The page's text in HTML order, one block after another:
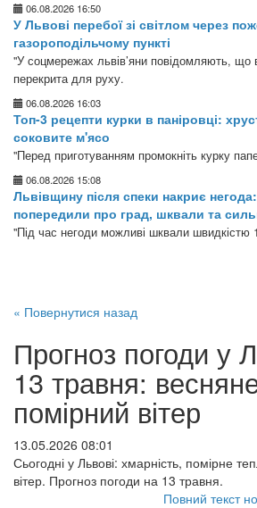
06.08.2026 16:50
У Львові перебої зі світлом через
газороподільчому пункті
"У соцмережах львів’яни повідомляють, що
перекрита для руху.
06.08.2026 16:03
Топ-3 рецепти курки в паніровці:
соковите м'ясо
"Перед приготуванням промокніть курку
06.08.2026 15:08
Львівщину після спеки накриє
попередили про град, шквали та
"Під час негоди можливі шквали швидкістю
« Повернутися назад
Прогноз погоди у
13 травня:
помірний вітер
13.05.2026 08:01
Сьогодні у Львові: хмарність, помірне
вітер. Прогноз погоди на 13 травня.
Повний текст